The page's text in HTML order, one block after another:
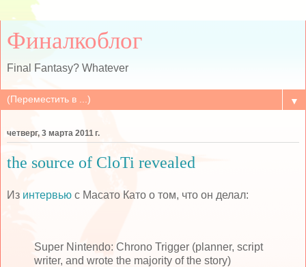
Финалкоблог
Final Fantasy? Whatever
▼
четверг, 3 марта 2011 г.
the source of CloTi revealed
Из интервью с Масато Като о том, что он делал:
Super Nintendo: Chrono Trigger (planner, script
writer, and wrote the majority of the story)